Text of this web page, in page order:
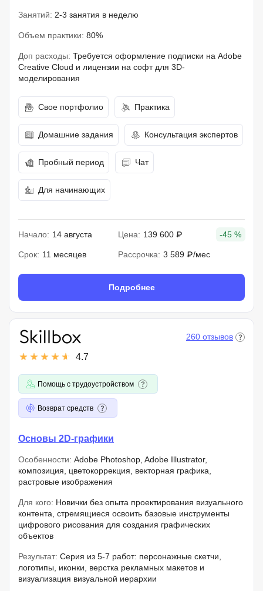
Занятий: 2-3 занятия в неделю
Объем практики: 80%
Доп расходы: Требуется оформление подписки на Adobe
Creative Cloud и лицензии на софт для 3D-
моделирования
Свое портфолио Практика
Домашние задания Консультация экспертов
Пробный период Чат
Для начинающих
Начало: 14 августа Цена: 139 600 ₽ -45 %
Срок: 11 месяцев Рассрочка: 3 589 ₽/мес
Подробнее
4.7
260 отзывов
Помощь с трудоустройством
Возврат средств
Основы 2D-графики
Особенности: Adobe Photoshop, Adobe Illustrator,
композиция, цветокоррекция, векторная графика,
растровые изображения
Для кого: Новички без опыта проектирования визуального
контента, стремящиеся освоить базовые инструменты
цифрового рисования для создания графических
объектов
Результат: Серия из 5-7 работ: персонажные скетчи,
логотипы, иконки, верстка рекламных макетов и
визуализация визуальной иерархии